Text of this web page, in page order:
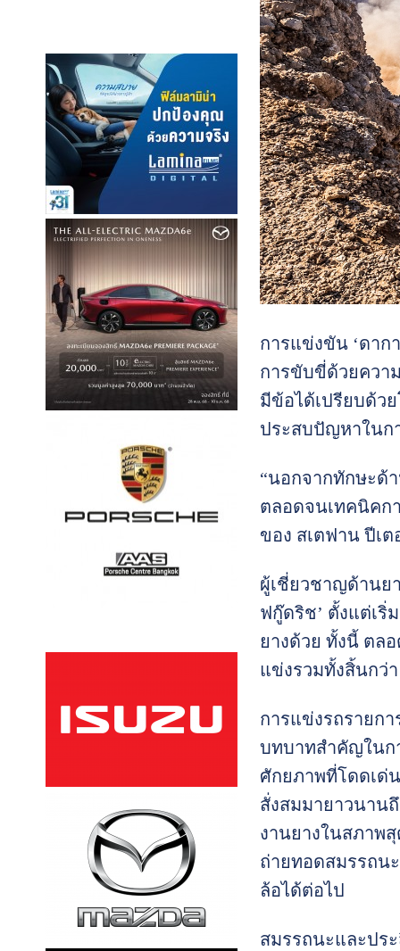
การแข่งขัน ‘ดาก
การขับขี่ด้วยควา
มีข้อได้เปรียบด้ว
ประสบปัญหาในก
“นอกจากทักษะด้
ตลอดจนเทคนิคก
ของ สเตฟาน ปีเ
ผู้เชี่ยวชาญด้านย
ฟกู๊ดริช’ ตั้งแต่เริ่
ยางด้วย ทั้งนี้ ตล
แข่งรวมทั้งสิ้นกว่า
การแข่งรถรายกา
บทบาทสำคัญในกา
ศักยภาพที่โดดเด่
สั่งสมมายาวนาน
งานยางในสภาพ
ถ่ายทอดสมรรถน
ล้อได้ต่อไป
สมรรถนะและประ